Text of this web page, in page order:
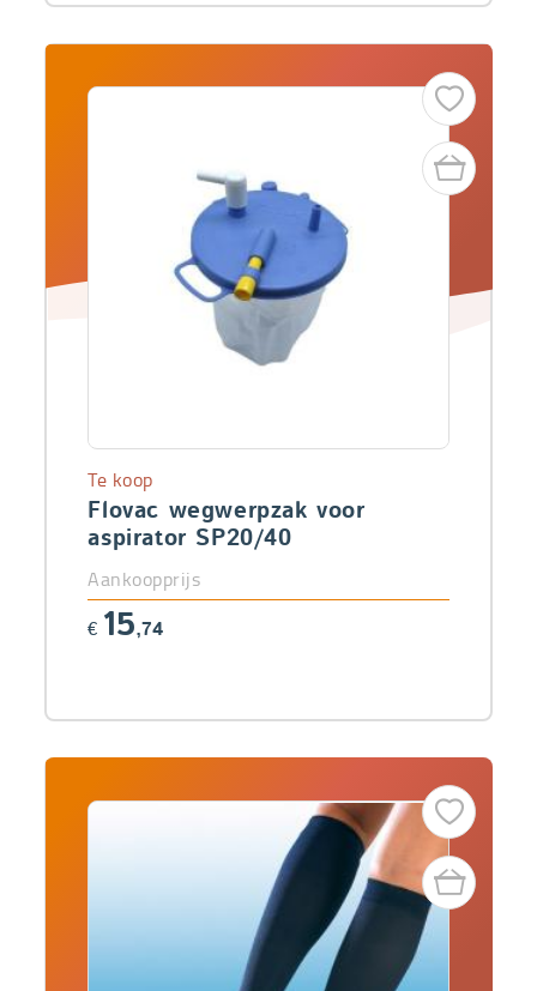
Flovac wegwerpzak voor
aspirator SP20/40
Te koop
Aankoopprijs
€ 15,74